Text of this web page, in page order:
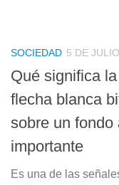
SOCIEDAD 5 DE
Qué significa
flecha blanca
sobre un fondo
importante
Es una de las